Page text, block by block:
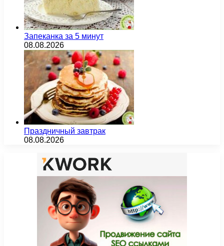
Запеканка за 5 минут
08.08.2026
Праздничный завтрак
08.08.2026